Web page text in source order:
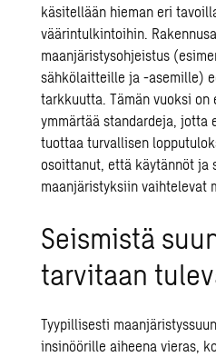
käsitellään hieman eri
väärintulkintoihin.
maanjäristysohjeistus
sähkölaitteille ja -asemille)
tarkkuutta. Tämän vuoksi on
ymmärtää standardeja, jotta
tuottaa turvallisen
osoittanut, että käytännöt ja
maanjäristyksiin vaihtelevat
Seismistä
tarvitaan
Tyypillisesti
insinöörille aiheena vieras,